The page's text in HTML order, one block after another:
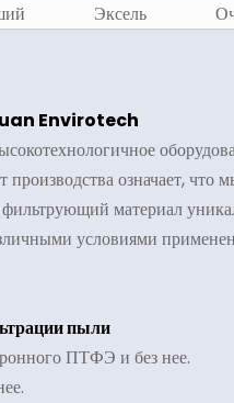
Эксель
Envirotech
означает,
материал
условиями
пыли
ПТФЭ и без нее.